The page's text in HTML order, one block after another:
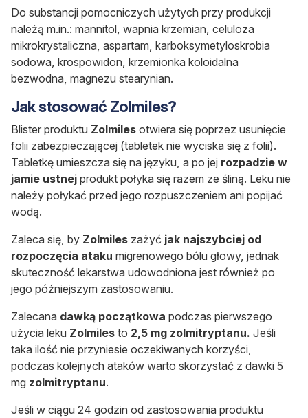
Do substancji pomocniczych użytych przy produkcji
należą m.in.: mannitol, wapnia krzemian, celuloza
mikrokrystaliczna, aspartam, karboksymetyloskrobia
sodowa, krospowidon, krzemionka koloidalna
bezwodna, magnezu stearynian.
Jak stosować Zolmiles?
Blister produktu Zolmiles otwiera się poprzez usunięcie
folii zabezpieczającej (tabletek nie wyciska się z folii).
Tabletkę umieszcza się na języku, a po jej rozpadzie w
jamie ustnej produkt połyka się razem ze śliną. Leku nie
należy połykać przed jego rozpuszczeniem ani popijać
wodą.
Zaleca się, by Zolmiles zażyć jak najszybciej od
rozpoczęcia ataku migrenowego bólu głowy, jednak
skuteczność lekarstwa udowodniona jest również po
jego późniejszym zastosowaniu.
Zalecana dawką początkowa podczas pierwszego
użycia leku Zolmiles to 2,5 mg zolmitryptanu. Jeśli
taka ilość nie przyniesie oczekiwanych korzyści,
podczas kolejnych ataków warto skorzystać z dawki 5
mg zolmitryptanu.
Jeśli w ciągu 24 godzin od zastosowania produktu